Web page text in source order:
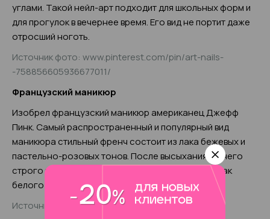
углами. Такой нейл-арт подходит для школьных форм и
для прогулок в вечернее время. Его вид не портит даже
отросший ноготь.
Источник фото: www.pinterest.com/pin/art-nails-
-758856605936677011/
Французский маникюр
Изобрел французский маникюр американец Джефф
Пинк. Самый распространенный и популярный вид
маникюра стильный френч состоит из лака бежевых и
пастельно-розовых тонов. После высыхания на него
строго по кончику ногтевой пластины наносят лак
белого цвета.
Источник фото: www.shutterstock.com/ru/